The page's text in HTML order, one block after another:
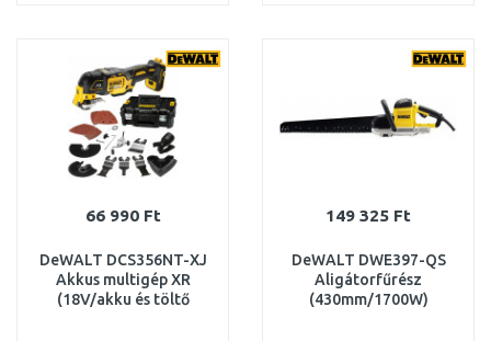
Összehasonlítás Összehasonlítás
66 990 Ft
DeWALT DCS356NT-XJ
Akkus multigép XR
(18V/akku és töltő
149 325 Ft
DeWALT DWE397-QS
Aligátorfűrész
(430mm/1700W)